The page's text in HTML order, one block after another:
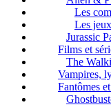
Les
Les
Jurassic
Films et
The
Vampires,
Fantômes